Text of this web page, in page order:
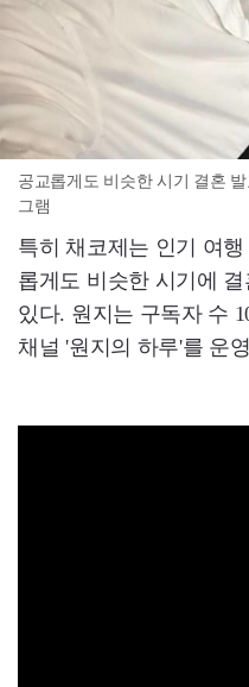
공교롭게도 비슷한 시기 결혼
그램
특히 채코제는 인기 여
롭게도 비슷한 시기에
있다. 원지는 구독자 수
채널 '원지의 하루'를 운